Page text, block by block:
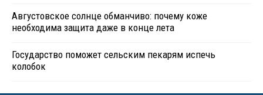
Августовское солнце обманчиво: почему коже
необходима защита даже в конце лета
Государство поможет сельским пекарям испечь
колобок